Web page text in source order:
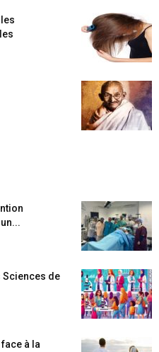
Sciences de
à la